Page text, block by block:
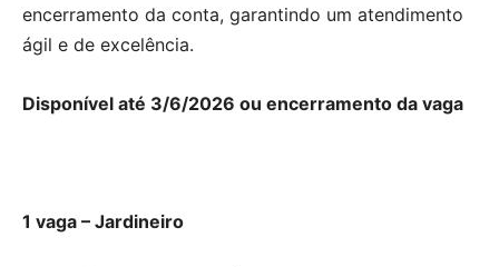
encerramento da conta, garantindo um atendimento
ágil e de excelência.
Disponível até 3/6/2026 ou encerramento da vaga
1 vaga – Jardineiro